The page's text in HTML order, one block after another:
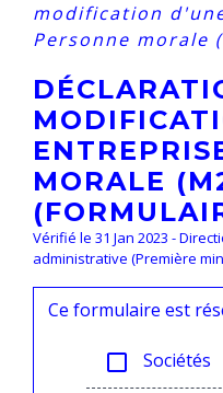
modification
Personne morale
MORALE
Vérifié le 31 Jan 2023 -
administrative (Première
Ce formulaire est
check_box_outline_blank Sociétés